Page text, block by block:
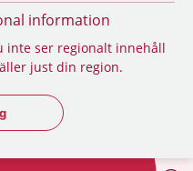
information
inte ser regionalt innehåll
just din region.
regionsväljaren